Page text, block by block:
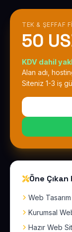
TEK & ŞEFFAF
50
KDV dahil
Alan adı,
Siteniz 1-3 iş
Öne
Web Tasarım
Kurumsal
Hazır Web